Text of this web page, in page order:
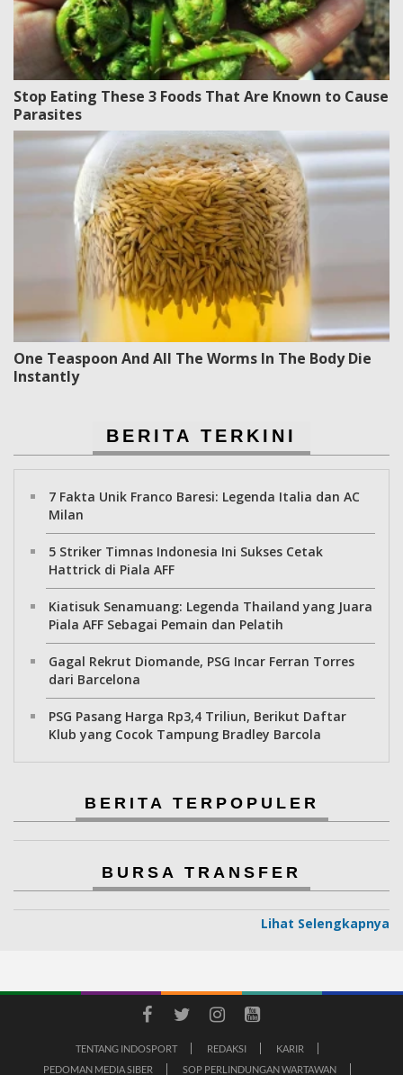
Stop Eating These 3 Foods That Are Known to Cause
Parasites
One Teaspoon And All The Worms In The Body Die
Instantly
BERITA TERKINI
7 Fakta Unik Franco Baresi: Legenda Italia dan AC
Milan
5 Striker Timnas Indonesia Ini Sukses Cetak
Hattrick di Piala AFF
Kiatisuk Senamuang: Legenda Thailand yang Juara
Piala AFF Sebagai Pemain dan Pelatih
Gagal Rekrut Diomande, PSG Incar Ferran Torres
dari Barcelona
PSG Pasang Harga Rp3,4 Triliun, Berikut Daftar
Klub yang Cocok Tampung Bradley Barcola
BERITA TERPOPULER
BURSA TRANSFER
Lihat Selengkapnya
TENTANG INDOSPORT REDAKSI
KARIR
PEDOMAN MEDIA SIBER
SOP PERLINDUNGAN WARTAWAN